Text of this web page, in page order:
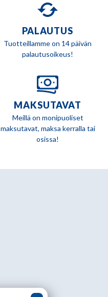
PALAUTUS
Tuotteillamme on 14 päivän
palautusoikeus!
MAKSUTAVAT
Meillä on monipuoliset
maksutavat, maksa kerralla tai
osissa!